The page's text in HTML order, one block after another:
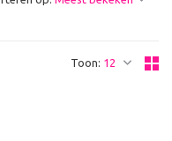
Toon: